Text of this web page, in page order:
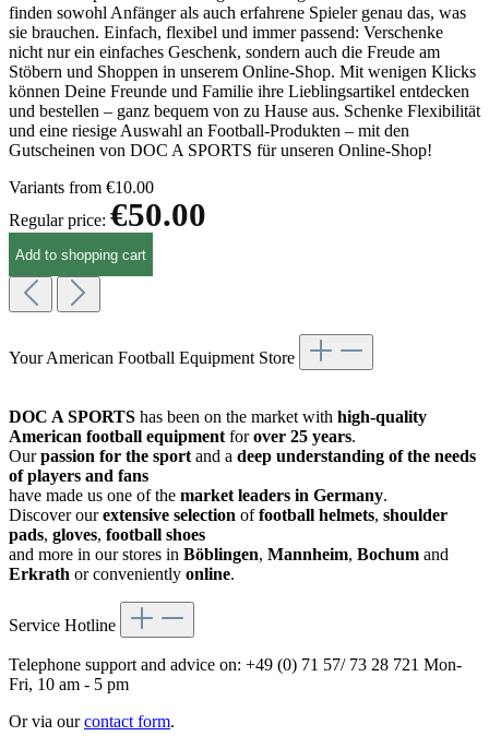
finden sowohl Anfänger als auch erfahrene Spieler genau das, was
sie brauchen. Einfach, flexibel und immer passend: Verschenke
nicht nur ein einfaches Geschenk, sondern auch die Freude am
Stöbern und Shoppen in unserem Online-Shop. Mit wenigen Klicks
können Deine Freunde und Familie ihre Lieblingsartikel entdecken
und bestellen – ganz bequem von zu Hause aus. Schenke Flexibilität
und eine riesige Auswahl an Football-Produkten – mit den
Gutscheinen von DOC A SPORTS für unseren Online-Shop!
Variants from €10.00
Regular price: €50.00
Add to shopping cart
Your American Football Equipment Store
DOC A SPORTS has been on the market with high-quality
American football equipment forover 25 years.
Ourpassion for the sport and a deep understanding of the needs
of players and fans
have made us one of the market leaders in Germany.
Discover ourextensive selection offootball helmets, shoulder
pads, gloves, football shoes
and more in our stores in Böblingen, Mannheim, Bochum and
Erkrath or conveniently online.
Service Hotline
Telephone support and advice on: +49 (0) 71 57/ 73 28 721 Mon-
Fri, 10 am - 5 pm
Or via ourcontact form.